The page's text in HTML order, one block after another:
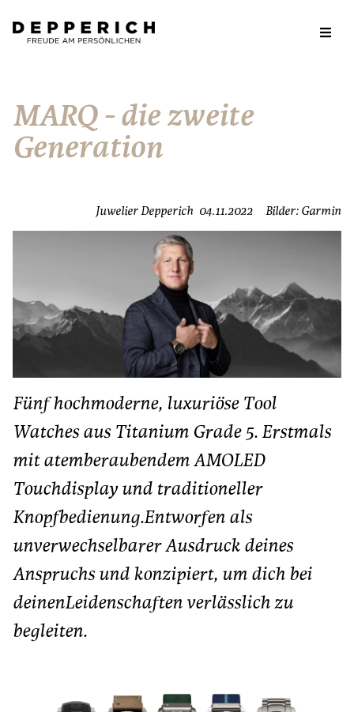
MARQ - die zweite
Generation
Juwelier Depperich 04.11.2022 Bilder: Garmin
Fünf hochmoderne, luxuriöse Tool
Watches aus Titanium Grade 5. Erstmals
mit atemberaubendem AMOLED
Touchdisplay und traditioneller
Knopfbedienung.Entworfen als
unverwechselbarer Ausdruck deines
Anspruchs und konzipiert, um dich bei
deinenLeidenschaften verlässlich zu
begleiten.